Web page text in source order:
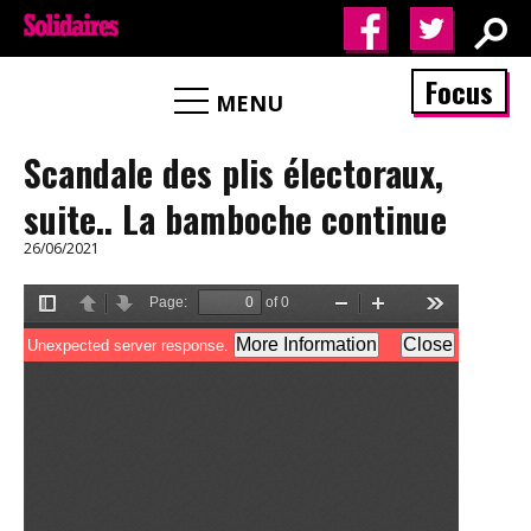
MENU Focus
Scandale des plis électoraux,
suite.. La bamboche continue
26/06/2021